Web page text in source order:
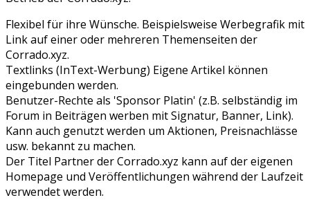
Flexibel für ihre Wünsche. Beispielsweise Werbegrafik mit
Link auf einer oder mehreren Themenseiten der
Corrado.xyz.
Textlinks (InText-Werbung) Eigene Artikel können
eingebunden werden.
Benutzer-Rechte als 'Sponsor Platin' (z.B. selbständig im
Forum in Beiträgen werben mit Signatur, Banner, Link).
Kann auch genutzt werden um Aktionen, Preisnachlässe
usw. bekannt zu machen.
Der Titel Partner der Corrado.xyz kann auf der eigenen
Homepage und Veröffentlichungen während der Laufzeit
verwendet werden.